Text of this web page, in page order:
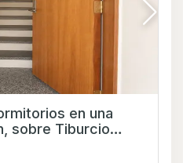
en una
sobre Tiburcio
Bustamante.